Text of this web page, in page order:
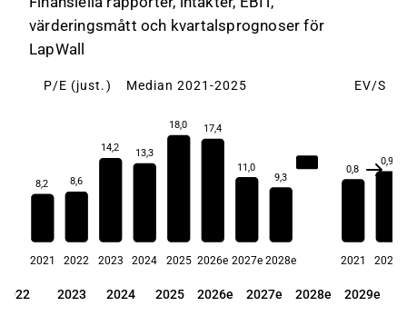
värderingsmått och kvartalsprognoser för
LapWall
P/E (just.) Median 2021-2025
8,2 8,6
14,2 13,3
18,0 17,4
11,0
9,3
2021 2022 2023 2024 2025 2026e 2027e 2028e
EV/S
0,8
0,9
2021 2022
2022 2023 2024 2025 2026e 2027e 2028e 2029e
2022 2023 2024 2025 2026e 2027e 2028e 2029e